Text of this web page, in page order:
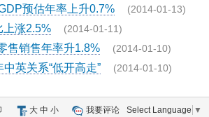
预估年率上升0.7% (2014-01-13)
上涨2.5% (2014-01-11)
售销售年率升1.8% (2014-01-10)
英关系“低开高走” (2014-01-10)
大 中 小 我要评论 Select Language ▼